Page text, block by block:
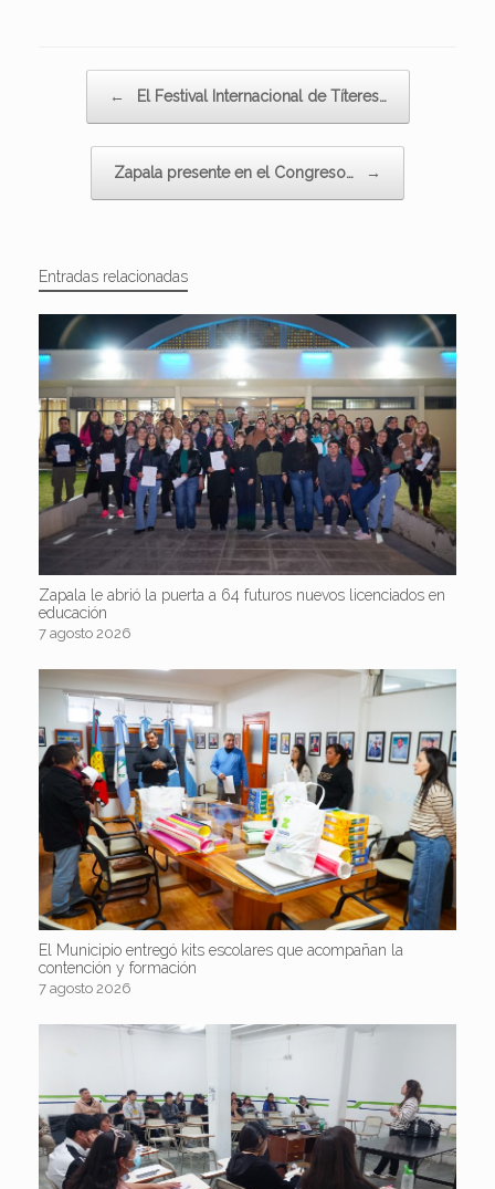
← El Festival Internacional de Títeres…
Zapala presente en el Congreso… →
Entradas relacionadas
Zapala le abrió la puerta a 64 futuros nuevos licenciados en
educación
7 agosto 2026
El Municipio entregó kits escolares que acompañan la
contención y formación
7 agosto 2026